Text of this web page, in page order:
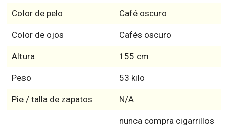
Color de pelo Café oscuro
Color de ojos Cafés oscuro
Altura 155 cm
Peso 53 kilo
Pie / talla de zapatos N/A
nunca compra cigarrillos